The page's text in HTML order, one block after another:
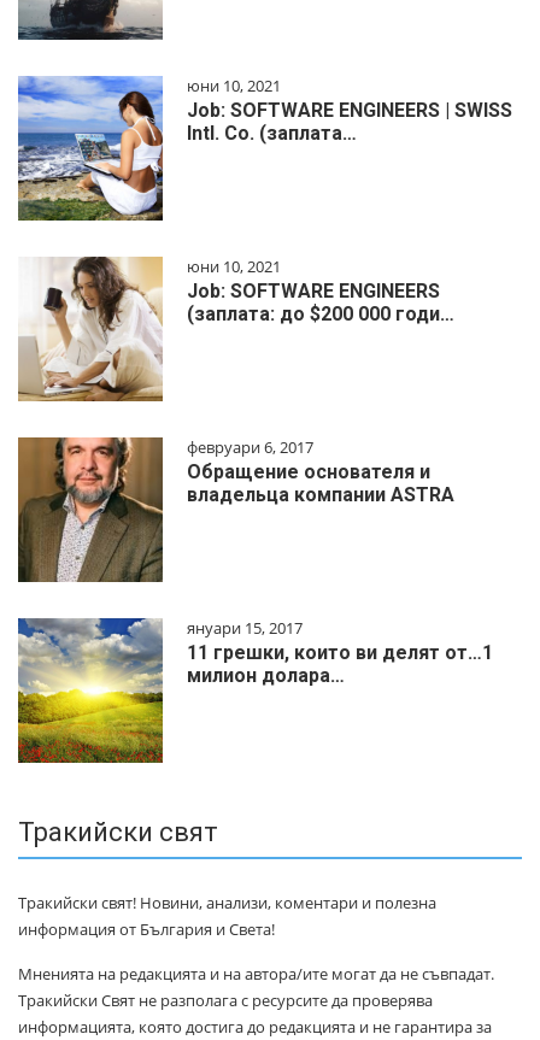
юни 10, 2021
Job: SOFTWARE ENGINEERS | SWISS
Intl. Co. (заплата…
юни 10, 2021
Job: SOFTWARE ENGINEERS
(заплата: до $200 000 годи…
февруари 6, 2017
Обращение основателя и
владельца компании ASTRA
януари 15, 2017
11 грешки, които ви делят от…1
милиoн дoлapa…
Тракийски свят
Тракийски свят! Новини, анализи, коментари и полезна
информация от България и Света!
Мненията на редакцията и на автора/ите могат да не съвпадат.
Тракийски Свят не разполага с ресурсите да проверява
информацията, която достига до редакцията и не гарантира за